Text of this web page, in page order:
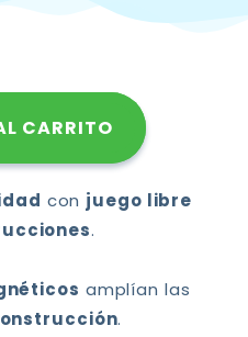
CARRITO
con juego libre
.
amplían las
.